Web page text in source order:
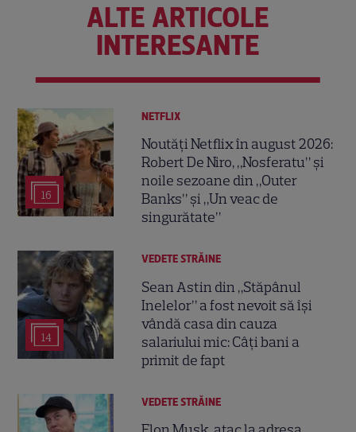
ALTE ARTICOLE
INTERESANTE
16
NETFLIX
Noutăți Netflix în august 2026:
Robert De Niro, „Nosferatu” și
noile sezoane din „Outer
Banks” și „Un veac de
singurătate”
14
VEDETE STRĂINE
Sean Astin din „Stăpânul
Inelelor” a fost nevoit să își
vândă casa din cauza
salariului mic: Câți bani a
primit de fapt
VEDETE STRĂINE